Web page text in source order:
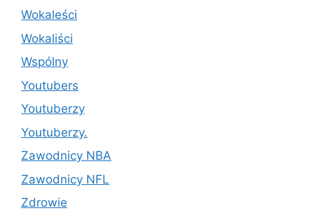
Wokaleści
Wokaliści
Wspólny
Youtubers
Youtuberzy
Youtuberzy.
Zawodnicy NBA
Zawodnicy NFL
Zdrowie